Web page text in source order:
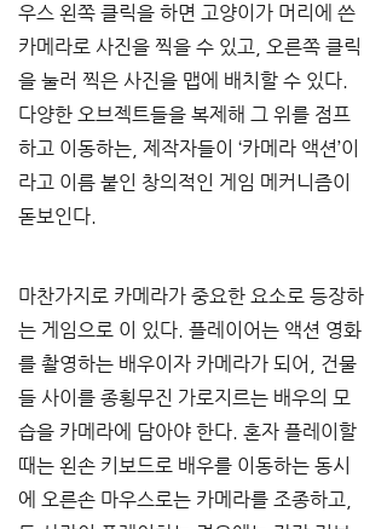
우스 왼쪽 클릭을 하면 고양이가 머리에 쓴
카메라로 사진을 찍을 수 있고, 오른쪽 클릭
을 눌러 찍은 사진을 맵에 배치할 수 있다.
다양한 오브젝트들을 복제해 그 위를 점프
하고 이동하는, 제작자들이 ‘카메라 액션’이
라고 이름 붙인 창의적인 게임 메커니즘이
돋보인다.
마찬가지로 카메라가 중요한 요소로 등장하
는 게임으로 이 있다. 플레이어는 액션 영화
를 촬영하는 배우이자 카메라가 되어, 건물
들 사이를 종횡무진 가로지르는 배우의 모
습을 카메라에 담아야 한다. 혼자 플레이할
때는 왼손 키보드로 배우를 이동하는 동시
에 오른손 마우스로는 카메라를 조종하고,